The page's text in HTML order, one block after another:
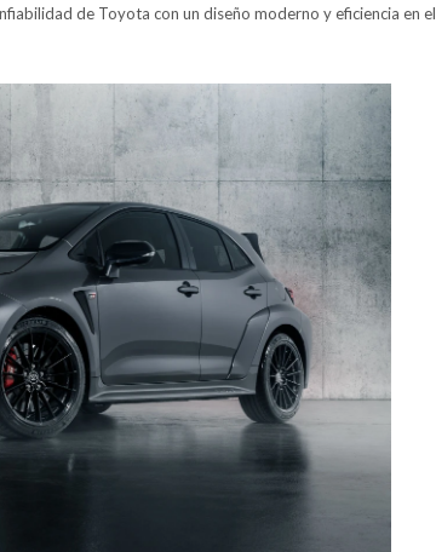
de Toyota con un diseño moderno y eficiencia en el